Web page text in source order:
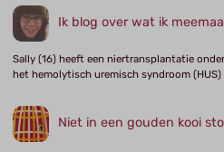
Ik blog over wat ik
Sally (16) heeft een niertransplantatie
het hemolytisch uremisch syndroom (HUS)
Niet in een gouden kooi